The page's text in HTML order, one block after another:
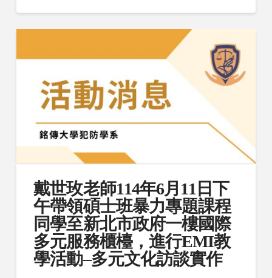
戴世玫老師114年6月11日下
午帶領碩士班暴力專題課程
同學至新北市政府一樓國際
多元服務櫃檯，進行EMI教
學活動–多元文化訪談實作